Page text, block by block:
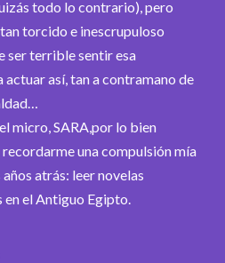
todo lo contrario), pero
torcido e inescrupuloso
ser terrible sentir esa
actuar así, tan a contramano de
micro, SARA,por lo bien
una compulsión mía
años atrás: leer novelas
en el Antiguo Egipto.